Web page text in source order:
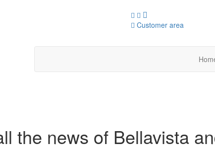
Customer area
the news of Bellavista